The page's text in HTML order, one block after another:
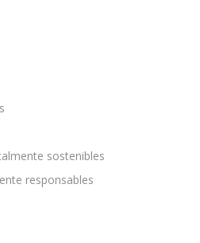
sostenibles
responsables